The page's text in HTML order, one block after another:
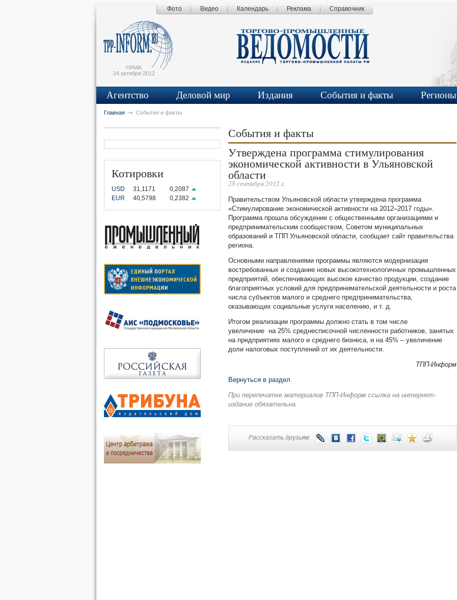
Фото Видео Календарь Реклама Справочник
среда,
24 октября 2012
Агентство Деловой мир Издания События и факты Регионы
Главная События и факты
Котировки
USD 31,1171
0,2087
EUR
40,5798 0,2382
События и факты
Утверждена программа стимулирования
экономической активности в Ульяновской
области
28 сентября 2012 г.
Правительством Ульяновской области утверждена программа
«Стимулирование экономической активности на 2012–2017 годы».
Программа прошла обсуждение с общественными организациями и
предпринимательским сообществом, Советом муниципальных
образований и ТПП Ульяновской области, сообщает сайт правительства
региона.
Основными направлениями программы являются модернизация
востребованных и создание новых высокотехнологичных промышленных
предприятий, обеспечивающих высокое качество продукции, создание
благоприятных условий для предпринимательской деятельности и роста
числа субъектов малого и среднего предпринимательства,
оказывающих социальные услуги населению, и т. д.
Итогом реализации программы должно стать в том числе
увеличение на 25% среднесписочной численности работников, занятых
на предприятиях малого и среднего бизнеса, и на 45% – увеличение
доли налоговых поступлений от их деятельности.
ТПП-Информ
Вернуться в раздел
При перепечатке материалов ТПП-Информ ссылка на интернет-
издание обязательна.
Рассказать друзьям: